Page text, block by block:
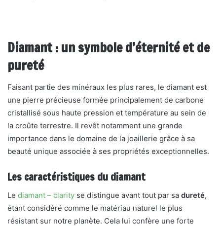
Diamant : un symbole d’éternité et de
pureté
Faisant partie des minéraux les plus rares, le diamant est
une pierre précieuse formée principalement de carbone
cristallisé sous haute pression et température au sein de
la croûte terrestre. Il revêt notamment une grande
importance dans le domaine de la joaillerie grâce à sa
beauté unique associée à ses propriétés exceptionnelles.
Les caractéristiques du diamant
Le diamant – clarity se distingue avant tout par sa dureté,
étant considéré comme le matériau naturel le plus
résistant sur notre planète. Cela lui confère une forte